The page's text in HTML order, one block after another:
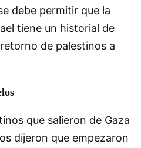
debe permitir que la
tiene un historial de
de palestinos a
que salieron de Gaza
dijeron que empezaron